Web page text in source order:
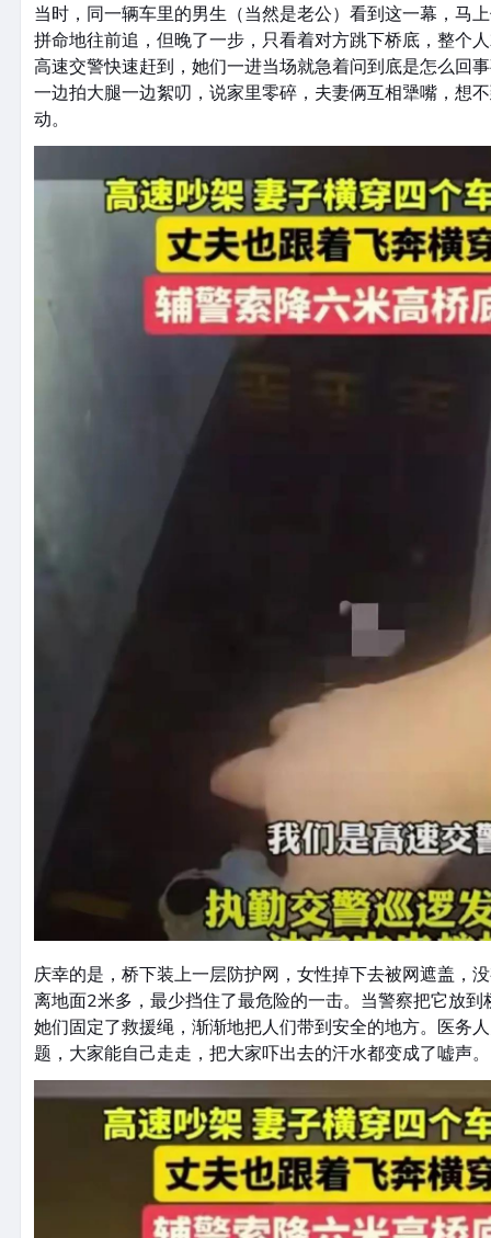
当时，同一辆车里的男生（当然是老公）看到这一幕，马
拼命地往前追，但晚了一步，只看着对方跳下桥底，整个
高速交警快速赶到，她们一进当场就急着问到底是怎么回
一边拍大腿一边絮叨，说家里零碎，夫妻俩互相犟嘴，想
动。
庆幸的是，桥下装上一层防护网，女性掉下去被网遮盖，
离地面2米多，最少挡住了最危险的一击。当警察把它放
她们固定了救援绳，渐渐地把人们带到安全的地方。医务
题，大家能自己走走，把大家吓出去的汗水都变成了嘘声。